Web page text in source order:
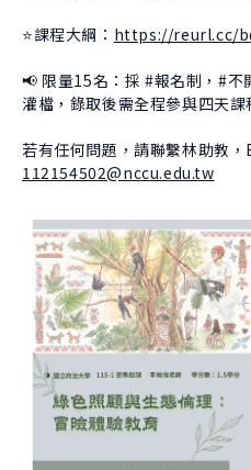
⭐️課程大綱： https://reurl.cc/
📢 限量15名：採 #報名制，#不
灌檔，錄取後需全程參與四天課
若有任何問題，請聯繫林助教，
112154502@nccu.edu.tw